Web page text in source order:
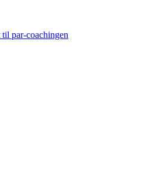
par-coachingen